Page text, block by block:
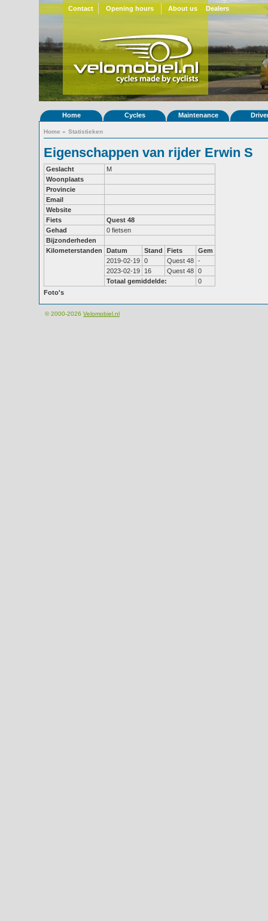
Contact Opening hours About us Dealers
Home Cycles Maintenance
Home » Statistieken
Eigenschappen van rijder Erwin S
Geslacht
M
Woonplaats
Provincie
Email
Website
Fiets
Quest 48
Gehad
0 fietsen
Bijzonderheden
Kilometerstanden
Datum Stand Fiets
Gem
2019-02-19 0 Quest 48 -
2023-02-19
16 Quest 48 0
Totaal gemiddelde:
0
Foto's
© 2000-2026 Velomobiel.nl